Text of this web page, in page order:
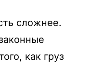
сложнее.
как груз